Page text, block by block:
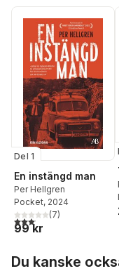
Del 1
En instängd man
Per Hellgren
Pocket, 2024
3,1utav 5 stjärnor. Totalt
(7)
99 kr
Du kanske